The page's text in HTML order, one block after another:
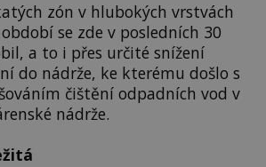
zón v hlubokých vrstvách
se zde v posledních 30
a to i přes určité snížení
do nádrže, ke kterému došlo s
čištění odpadních vod v
nádrže.